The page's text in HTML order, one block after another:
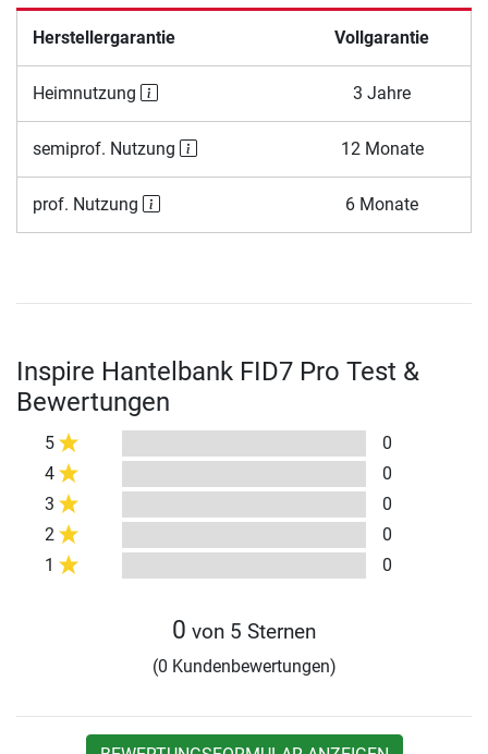
Herstellergarantie Vollgarantie
Heimnutzung 3 Jahre
semiprof. Nutzung 12 Monate
prof. Nutzung 6 Monate
Inspire Hantelbank FID7 Pro Test &
Bewertungen
5
0
4
0
3
0
2
0
1
0
0 von 5 Sternen
(0 Kundenbewertungen)